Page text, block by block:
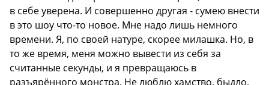
в себе уверена. И совершенно другая - сумею внести
в это шоу что-то новое. Мне надо лишь немного
времени. Я, по своей натуре, скорее милашка. Но, в
то же время, меня можно вывести из себя за
считанные секунды, и я превращаюсь в
разъярённого монстра. Не люблю хамство, быдло,